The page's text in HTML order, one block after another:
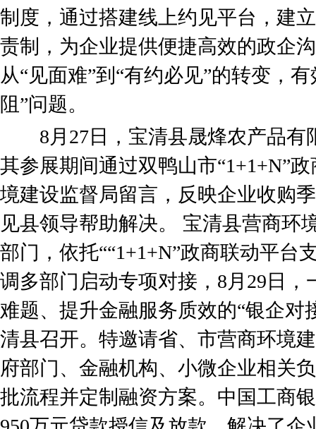
制度，通过搭建线上约见平台，建
责制，为企业提供便捷高效的政企
从“见面难”到“有约必见”的转变，
阻”问题。
8月27日，宝清县晟烽农产品有
其参展期间通过双鸭山市“1+1+N”
境建设监督局留言，反映企业收购
见县领导帮助解决。 宝清县营商环
部门，依托““1+1+N”政商联动平台
调多部门启动专项对接，8月29日
难题、提升金融服务质效的“银企对
清县召开。特邀请省、市营商环境
府部门、金融机构、小微企业相关
批流程并定制融资方案。中国工商